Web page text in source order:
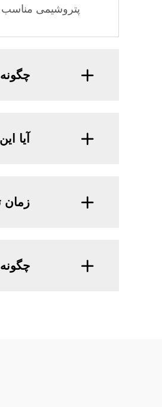
پتروشیمی مناسب
آیا